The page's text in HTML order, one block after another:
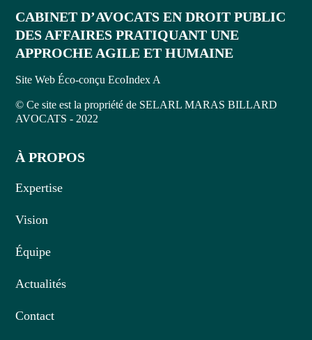
CABINET D’AVOCATS EN DROIT PUBLIC
DES AFFAIRES PRATIQUANT UNE
APPROCHE AGILE ET HUMAINE
Site Web Éco-conçu EcoIndex A
© Ce site est la propriété de SELARL MARAS BILLARD
AVOCATS - 2022
À PROPOS
Expertise
Vision
Équipe
Actualités
Contact